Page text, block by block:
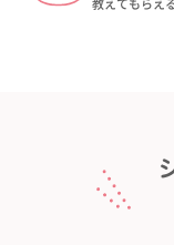
資料請求•お問合せ